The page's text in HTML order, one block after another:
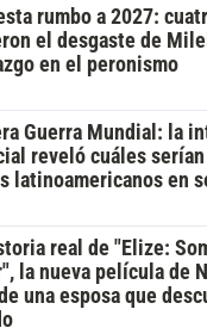
rumbo a 2027:
el desgaste de
en el peronismo
Guerra Mundial: la
reveló cuáles
latinoamericanos en
real de "Elize:
la nueva película de
una esposa que